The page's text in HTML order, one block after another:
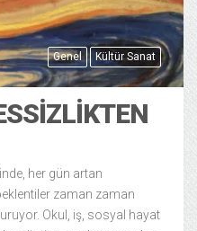
Genel Kültür Sanat
her gün artan
zaman zaman
Okul, iş, sosyal hayat